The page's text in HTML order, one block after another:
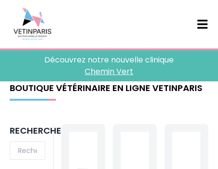
Découvrez notre nouvelle clinique
Chemin Vert
BOUTIQUE VÉTÉRINAIRE EN LIGNE VETINPARIS
RECHERCHE